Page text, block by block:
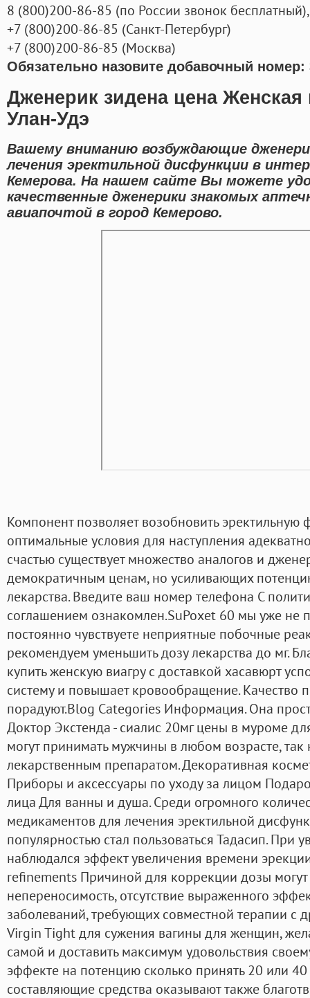
8 (800)200-86-85 (по России звонок бесплатный),
+7 (800)200-86-85 (Санкт-Петербург)
+7 (800)200-86-85 (Москва)
Обязательно назовите добавочный номер:
Дженерик зидена цена Женская
Улан-Удэ
Вашему вниманию возбуждающие
лечения эректильной дисфункции в
Кемерова. На нашем сайте Вы можете
качественные дженерики знакомых
авиапочтой в город Кемерово.
Компонент позволяет возобновить эректильную
оптимальные условия для наступления
счастью существует множество аналогов и
демократичным ценам, но усиливающих
лекарства. Введите ваш номер телефона С
соглашением ознакомлен.SuPoxet 60 мы уже не
постоянно чувствуете неприятные побочные
рекомендуем уменьшить дозу лекарства до мг.
купить женскую виагру с доставкой хасавюрт
систему и повышает кровообращение. Качество
порадуют.Blog Categories Информация. Она
Доктор Экстенда - сиалис 20мг цены в муроме
могут принимать мужчины в любом возрасте, так
лекарственным препаратом. Декоративная
Приборы и аксессуары по уходу за лицом
лица Для ванны и душа. Среди огромного
медикаментов для лечения эректильной
популярностью стал пользоваться Тадасип. При
наблюдался эффект увеличения времени
refinements Причиной для коррекции дозы могут
непереносимость, отсутствие выраженного
заболеваний, требующих совместной терапии с
Virgin Tight для сужения вагины для женщин,
самой и доставить максимум удовольствия
эффекте на потенцию сколько принять 20 или
составляющие средства оказывают также